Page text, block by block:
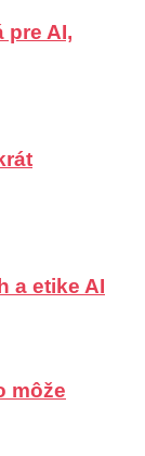
pre AI,
a etike AI
môže